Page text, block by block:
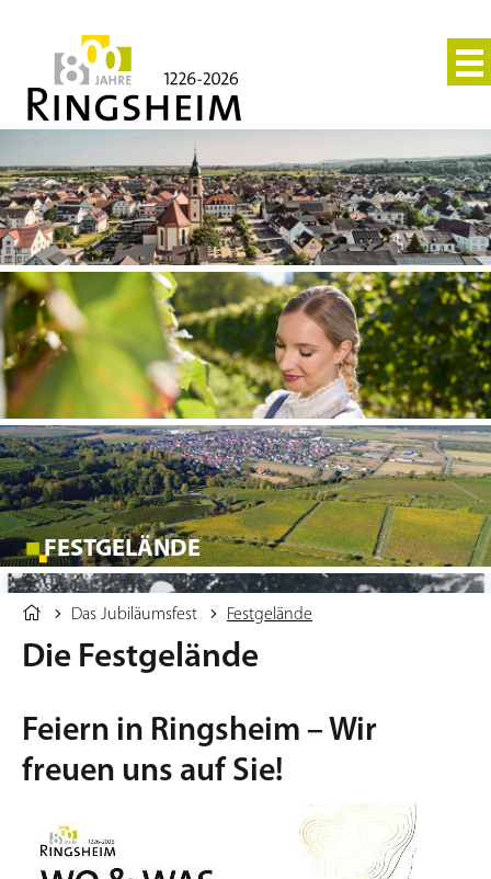
FESTGELÄNDE
Das Jubiläumsfest Festgelände
Die Festgelände
Feiern in Ringsheim – Wir
freuen uns auf Sie!